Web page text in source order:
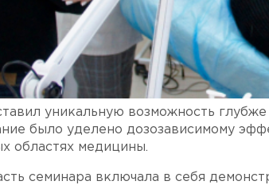
уникальную возможность
было уделено дозозависимому
областях медицины.
семинара включала в себя